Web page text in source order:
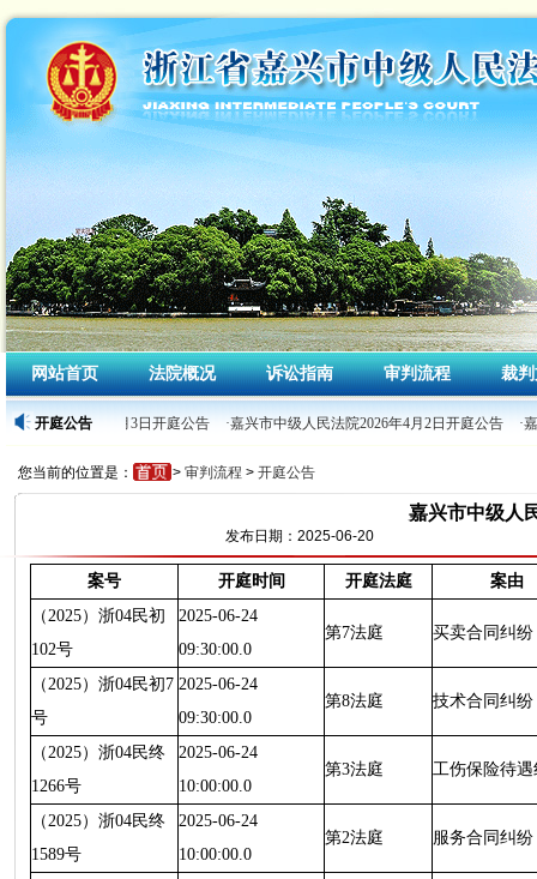
网站首页 法院概况 诉讼指南 审判流程 裁
开庭公告
人民法院2026年4月3日开庭公告 ·嘉兴市中级人民法院2026年4月2日开庭公告 ·
您当前的位置是： > 审判流程 > 开庭公告
嘉兴市中级人
发布日期：2025-06-20
案号 开庭时间 开庭法庭
案由
（2025）浙04民初
102号
2025-06-24
09:30:00.0
第7法庭 买卖合同纠纷
（2025）浙04民初7
号
2025-06-24
09:30:00.0
第8法庭 技术合同纠纷
（2025）浙04民终
1266号
2025-06-24
10:00:00.0
第3法庭 工伤保险待遇
（2025）浙04民终
1589号
2025-06-24
10:00:00.0
第2法庭 服务合同纠纷